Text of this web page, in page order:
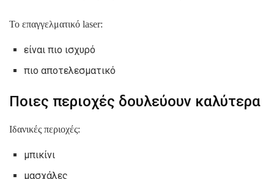
Το επαγγελματικό laser:
είναι πιο ισχυρό
πιο αποτελεσματικό
Ποιες περιοχές δουλεύουν καλύτερα
Ιδανικές περιοχές:
μπικίνι
μασχάλες